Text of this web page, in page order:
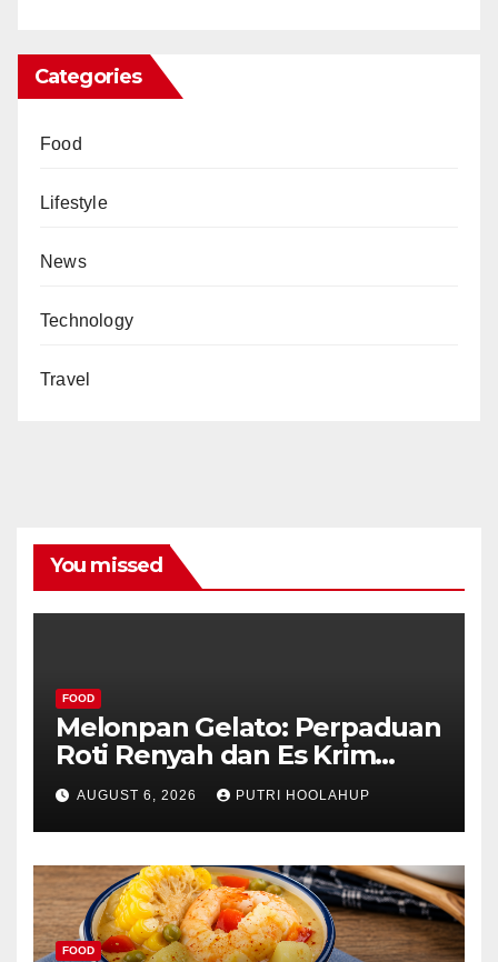
Categories
Food
Lifestyle
News
Technology
Travel
You missed
FOOD
Melonpan Gelato: Perpaduan
Roti Renyah dan Es Krim
Lembut yang Menggoda
AUGUST 6, 2026 PUTRI HOOLAHUP
FOOD